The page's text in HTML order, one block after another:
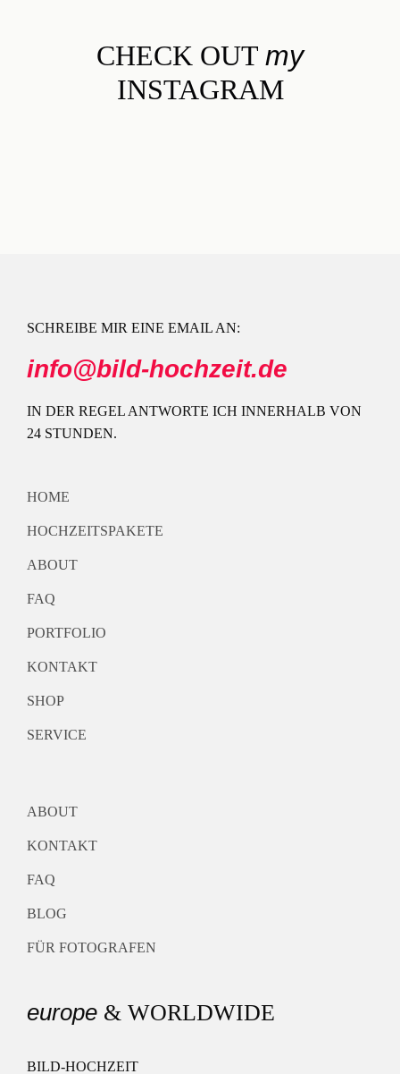
CHECK OUT my
INSTAGRAM
SCHREIBE MIR EINE EMAIL AN:
info@bild-hochzeit.de
IN DER REGEL ANTWORTE ICH INNERHALB VON
24 STUNDEN.
HOME
HOCHZEITSPAKETE
ABOUT
FAQ
PORTFOLIO
KONTAKT
SHOP
SERVICE
ABOUT
KONTAKT
FAQ
BLOG
FÜR FOTOGRAFEN
europe & WORLDWIDE
BILD-HOCHZEIT